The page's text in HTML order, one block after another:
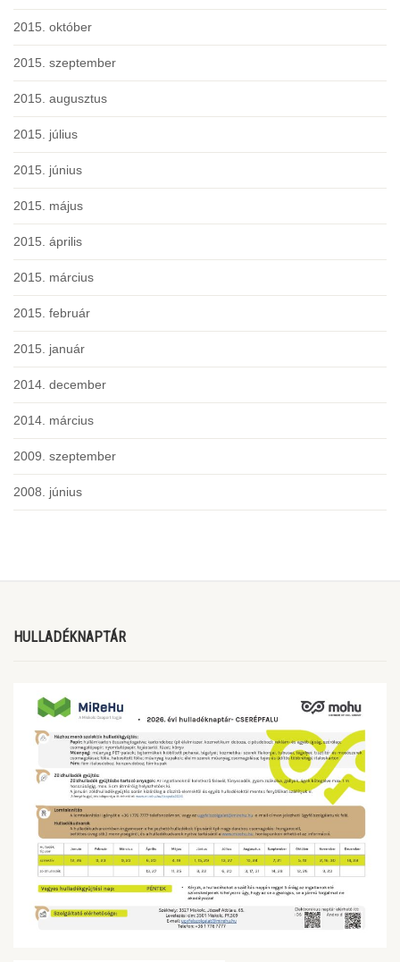
2015. október
2015. szeptember
2015. augusztus
2015. július
2015. június
2015. május
2015. április
2015. március
2015. február
2015. január
2014. december
2014. március
2009. szeptember
2008. június
HULLADÉKNAPTÁR